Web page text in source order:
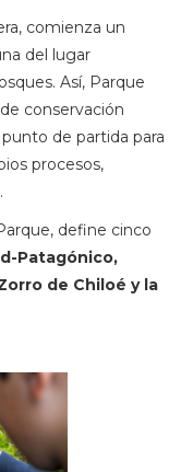
comienza un
del lugar
Así, Parque
conservación
de partida para
procesos,
define cinco
Patagónico,
de Chiloé y la